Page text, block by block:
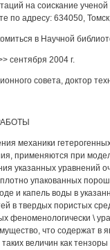
на соискание
по адресу: 634050,
в Научной
сентября 2004 г.
совета, доктор
механики
применяются при
указанных уравнений
упакованных
и капель воды в
в твердых пористых
феноменологически \
что содержат в
величин как